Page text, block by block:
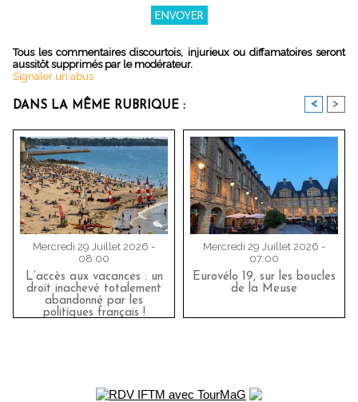
Tous les commentaires discourtois, injurieux ou diffamatoires seront
aussitôt supprimés par le modérateur.
Signaler un abus
DANS LA MÊME RUBRIQUE : < >
Mercredi 29 Juillet 2026 -
08:00
L’accès aux vacances : un
droit inachevé totalement
abandonné par les
politiques français !
Mercredi 29 Juillet 2026 -
07:00
Eurovélo 19, sur les boucles
de la Meuse